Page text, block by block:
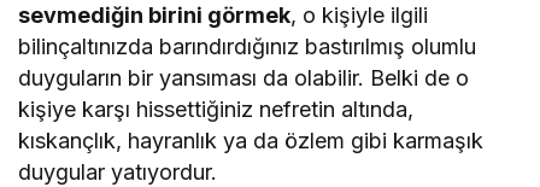
sevmediğin birini görmek, o kişiyle ilgili
bilinçaltınızda barındırdığınız bastırılmış olumlu
duyguların bir yansıması da olabilir. Belki de o
kişiye karşı hissettiğiniz nefretin altında,
kıskançlık, hayranlık ya da özlem gibi karmaşık
duygular yatıyordur.